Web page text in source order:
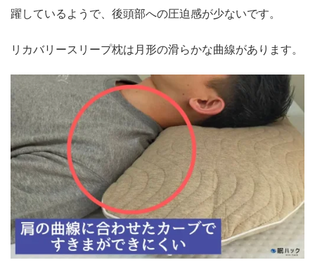
躍しているようで、後頭部への圧迫感が少ないです。
リカバリースリープ枕は月形の滑らかな曲線があります。